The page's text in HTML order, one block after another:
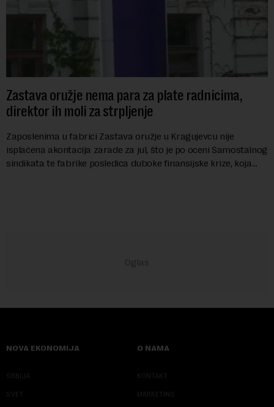
Zastava oružje nema para za plate radnicima,
direktor ih moli za strpljenje
Zaposlenima u fabrici Zastava oružje u Kragujevcu nije
isplaćena akontacija zarade za jul, što je po oceni Samostalnog
sindikata te fabrike posledica duboke finansijske krize, koja
NOVA EKONOMIJA
SRBIJA
SVET
O NAMA
KONTAKT
MARKETING